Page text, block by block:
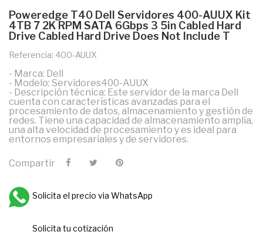
Poweredge T40 Dell Servidores 400-AUUX Kit
4TB 7 2K RPM SATA 6Gbps 3 5in Cabled Hard
Drive Cabled Hard Drive Does Not Include T
Referencia: 400-AUUX
- Marca: Dell
- Modelo: Servidores400-AUUX
- Descripción técnica: Este servidor de la marca Dell
cuenta con características avanzadas para el
procesamiento de datos, almacenamiento y gestión de
redes. Tiene una capacidad de almacenamiento amplia,
una alta velocidad de procesamiento y es ideal para
entornos empresariales y de servidores.
Compartir
Solicita el precio via WhatsApp
Solicita tu cotización